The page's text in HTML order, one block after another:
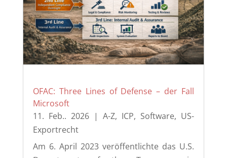
OFAC: Three Lines of Defense – der Fall
Microsoft
11. Feb.. 2026|A-Z, ICP, Software, US-
Exportrecht
Am 6. April 2023 veröffentlichte das U.S.